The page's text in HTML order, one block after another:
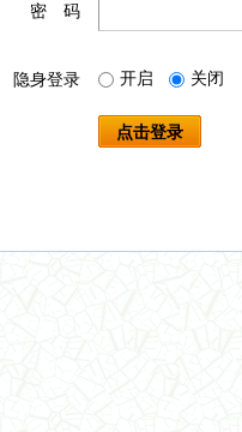
密 码
隐身登录 开启 关闭
点击登录